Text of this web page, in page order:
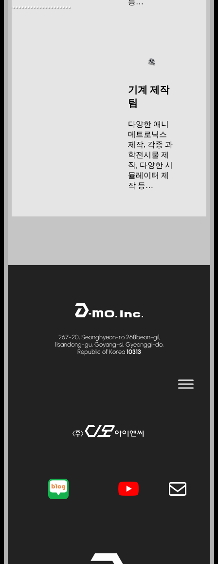
등…
기계 제작
팀
다양한 애니
메트로닉스
제작, 각종 과
학전시물 제
작, 다양한 시
뮬레이터 제
작 등…
267-20, Seonghyeon-ro 268beon-gil,
Ilsandong-gu, Goyang-si, Gyeonggi-do,
Republic of Korea 10313
메일